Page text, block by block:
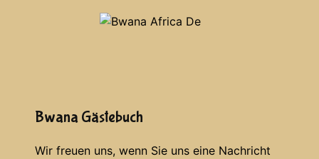
Bwana Gästebuch
Wir freuen uns, wenn Sie uns eine Nachricht